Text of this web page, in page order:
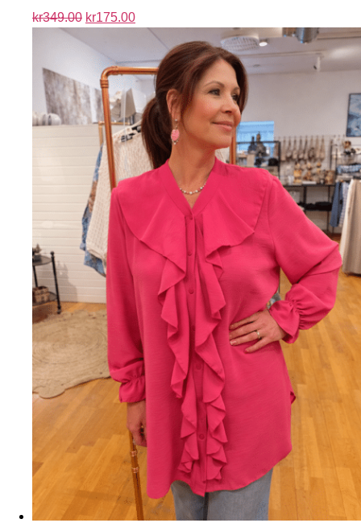
kr349.00 kr175.00